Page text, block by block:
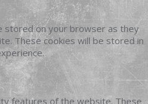
stored on your browser as they
These cookies will be stored in
features of the website. These